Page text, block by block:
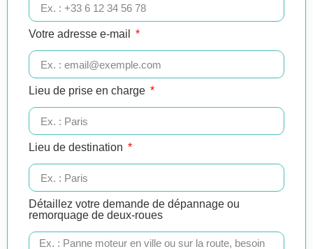
Votre adresse e-mail
Lieu de prise en charge
Lieu de destination
Détaillez votre demande de dépannage ou
remorquage de deux-roues